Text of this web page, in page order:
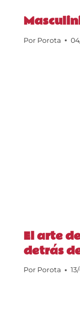
Por Porota
El arte
detrás
Por Porota